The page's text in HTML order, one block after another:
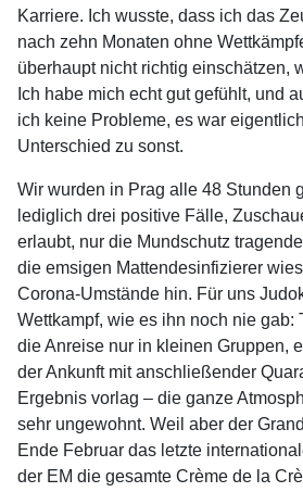
Karriere. Ich wusste, dass ich das
nach zehn Monaten ohne
überhaupt nicht richtig einschätzen,
Ich habe mich echt gut gefühlt, und
ich keine Probleme, es war
Unterschied zu sonst.
Wir wurden in Prag alle 48 Stunden
lediglich drei positive Fälle,
erlaubt, nur die Mundschutz
die emsigen Mattendesinfizierer
Corona-Umstände hin. Für uns
Wettkampf, wie es ihn noch nie gab:
die Anreise nur in kleinen Gruppen,
der Ankunft mit anschließender
Ergebnis vorlag – die ganze
sehr ungewohnt. Weil aber der
Ende Februar das letzte
der EM die gesamte Crème de la